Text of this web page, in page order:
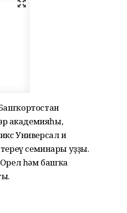
академияһы,
Универсал и
семинары уҙҙы.
һәм башҡа